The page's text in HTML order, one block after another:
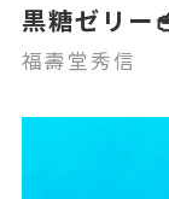
黒糖ゼリー
福壽堂秀信